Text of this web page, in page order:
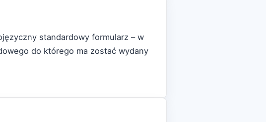
standardowy formularz – w
do którego ma zostać wydany